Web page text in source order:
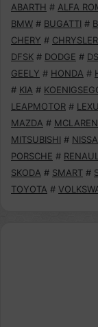
ABARTH # ALFA
BMW # BUGATTI #
CHERY # CHRYSLER
DFSK # DODGE #
GEELY # HONDA #
# KIA #
LEAPMOTOR #
MAZDA # MCLAREN
MITSUBISHI #
PORSCHE #
SKODA # SMART #
TOYOTA #